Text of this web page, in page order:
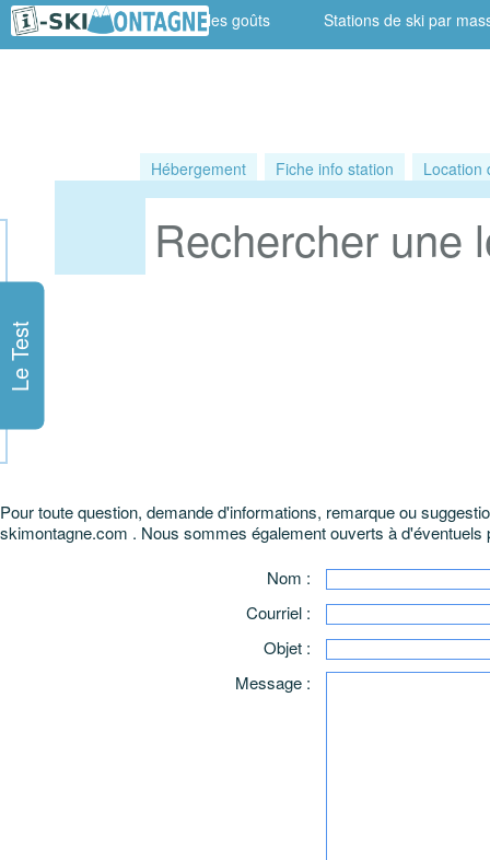
Pour toute question, demande d'informations, remarque ou
skimontagne.com . Nous sommes également ouverts à d'éventuels
Nom :
Courriel :
Objet :
Message :
Hébergement Fiche info station Location
Stations pour tous les goûts Stations de ski par
Le Test